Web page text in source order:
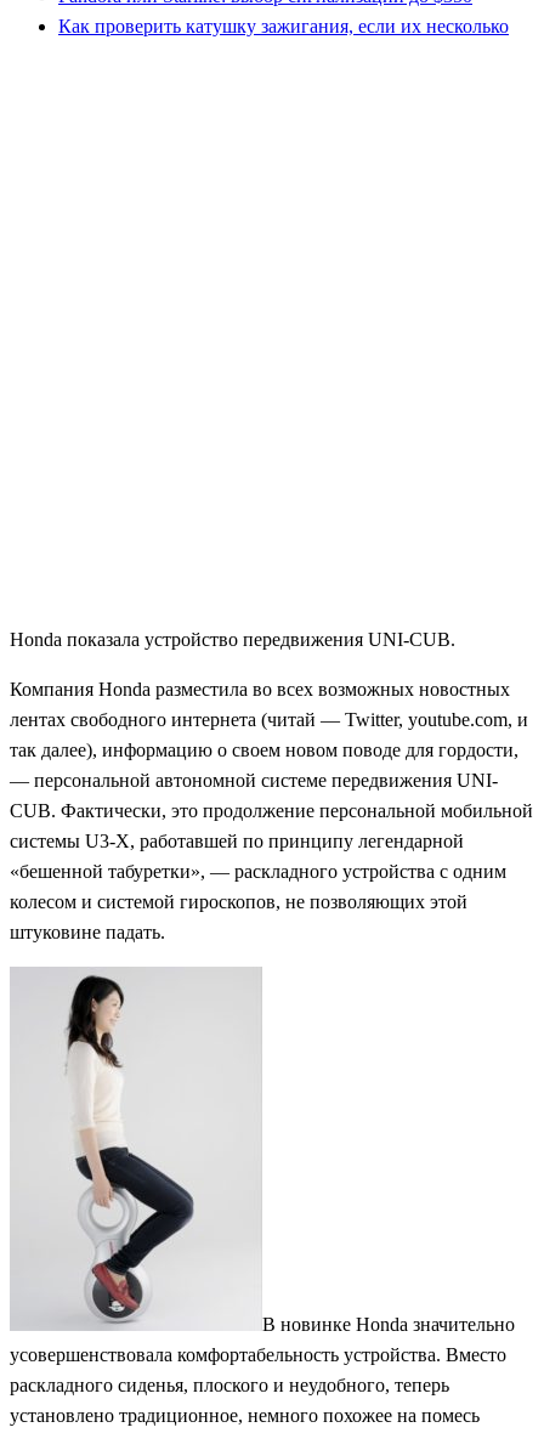
Как проверить катушку зажигания, если их несколько
Honda показала устройство передвижения UNI-CUB.
Компания Honda разместила во всех возможных новостных
лентах свободного интернета (читай — Twitter, youtube.com, и
так далее), информацию о своем новом поводе для гордости,
— персональной автономной системе передвижения UNI-
CUB. Фактически, это продолжение персональной мобильной
системы U3-X, работавшей по принципу легендарной
«бешенной табуретки», — раскладного устройства с одним
колесом и системой гироскопов, не позволяющих этой
штуковине падать.
В новинке Honda значительно
усовершенствовала комфортабельность устройства. Вместо
раскладного сиденья, плоского и неудобного, теперь
установлено традиционное, немного похожее на помесь